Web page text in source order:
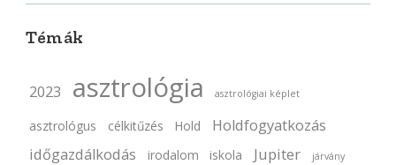
Témák
2023 asztrológia asztrológiai képlet
asztrológus célkitűzés Hold
Holdfogyatkozás
időgazdálkodás
irodalom iskola Jupiter járvány